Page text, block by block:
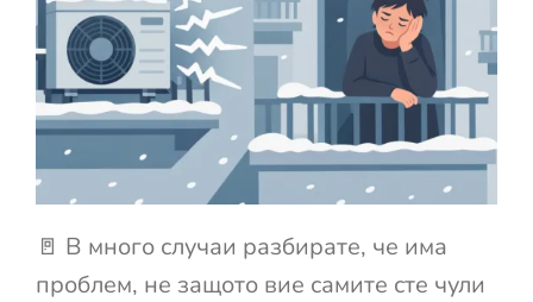
🚪 В много случаи разбирате, че има
проблем, не защото вие самите сте чули